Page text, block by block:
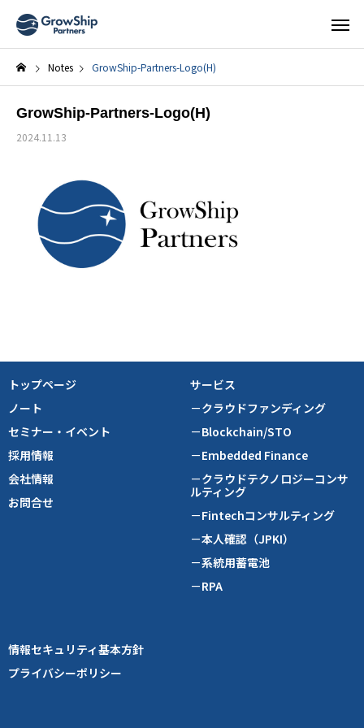
Notes GrowShip-Partners-Logo(H)
GrowShip-Partners-Logo(H)
2024.11.13
トップページ
ノート
セミナー・イベント
採用情報
会社情報
お問合せ
サービス
－クラウドファンディング
－Blockchain/STO
－Embedded Finance
－クラウドテクノロジーコンサ
ルティング
－Fintechコンサルティング
－本人確認（JPKI）
－系統用蓄電池
－RPA
情報セキュリティ基本方針
プライバシーポリシー